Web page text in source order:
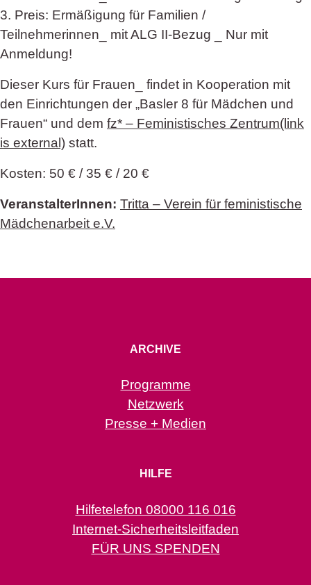
3. Preis: Ermäßigung für Familien /
Teilnehmerinnen_ mit ALG II-Bezug _ Nur mit
Anmeldung!
Dieser Kurs für Frauen_ findet in Kooperation mit
den Einrichtungen der „Basler 8 für Mädchen und
Frauen“ und dem fz* – Feministisches Zentrum(link
is external) statt.
Kosten: 50 € / 35 € / 20 €
VeranstalterInnen: Tritta – Verein für feministische
Mädchenarbeit e.V.
ARCHIVE
Programme
Netzwerk
Presse + Medien
HILFE
Hilfetelefon 08000 116 016
Internet-Sicherheitsleitfaden
FÜR UNS SPENDEN